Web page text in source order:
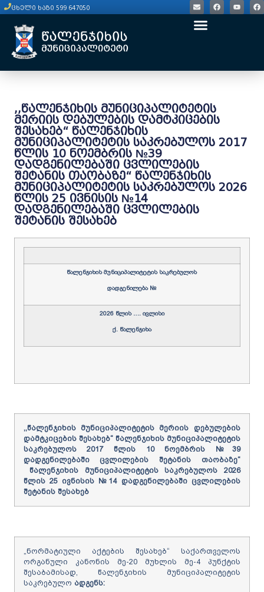
ცხელი ხაზი 599 647050
,,წალენჯიხის მუნიციპალიტეტის
მერიის დებულების დამტკიცების
შესახებ“ წალენჯიხის
მუნიციპალიტეტის საკრებულოს 2017
წლის 10 ნოემბრის №39
დადგენილებაში ცვლილების
შეტანის თაობაზე“ წალენჯიხის
მუნიციპალიტეტის საკრებულოს 2026
წლის 25 ივნისის №14
დადგენილებაში ცვლილების
შეტანის შესახებ
წალენჯიხისმუნიციპალიტეტის საკრებულოს
დადგენილება№
2026 წლის …. ივლისი
ქ. წალენჯიხა
,,წალენჯიხის მუნიციპალიტეტის მერიის დებულების
დამტკიცების შესახებ“ წალენჯიხის მუნიციპალიტეტის
საკრებულოს2017წლის 10ნოემბრის №39
დადგენილებაში
ცვლილების შეტანის თაობაზე“
წალენჯიხის
მუნიციპალიტეტის საკრებულოს 2026
წლის 25 ივნისის № 14დადგენილებაში ცვლილების
შეტანის შესახებ
„ნორმატიული აქტების შესახებ“ საქართველოს
ორგანული კანონის მე-20 მუხლის მე-4 პუნქტის
შესაბამისად, წალენჯიხის მუნიციპალიტეტის
საკრებულო ადგენს: